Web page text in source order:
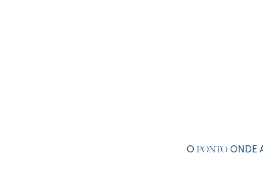
OPONTO ONDE